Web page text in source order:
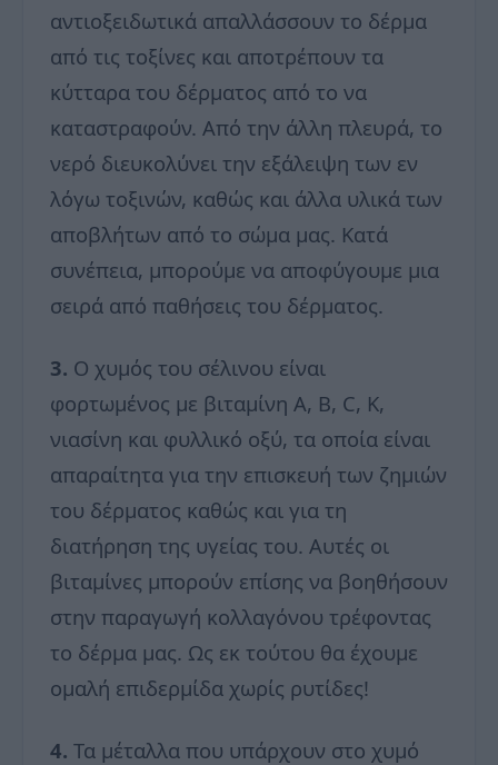
αντιοξειδωτικά απαλλάσσουν το δέρμα
από τις τοξίνες και αποτρέπουν τα
κύτταρα του δέρματος από το να
καταστραφούν. Από την άλλη πλευρά, το
νερό διευκολύνει την εξάλειψη των εν
λόγω τοξινών, καθώς και άλλα υλικά των
αποβλήτων από το σώμα μας. Κατά
συνέπεια, μπορούμε να αποφύγουμε μια
σειρά από παθήσεις του δέρματος.
3. Ο χυμός του σέλινου είναι
φορτωμένος με βιταμίνη A, B, C, K,
νιασίνη και φυλλικό οξύ, τα οποία είναι
απαραίτητα για την επισκευή των ζημιών
του δέρματος καθώς και για τη
διατήρηση της υγείας του. Αυτές οι
βιταμίνες μπορούν επίσης να βοηθήσουν
στην παραγωγή κολλαγόνου τρέφοντας
το δέρμα μας. Ως εκ τούτου θα έχουμε
ομαλή επιδερμίδα χωρίς ρυτίδες!
4. Τα μέταλλα που υπάρχουν στο χυμό